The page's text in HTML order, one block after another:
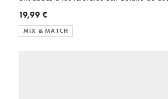
Keira de ASOS DESIGN
19,99 €
MIX & MATCH